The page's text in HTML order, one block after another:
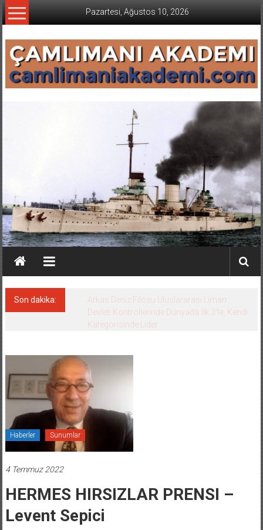
İçeriğe
geç
Pazartesi, Ağustos 10, 2026
Son dakika:
Arkas Deniz Filosu Uluslararası Liman
Devleti Kontrollerinde Dünyada İlk 3’te, Kendi
Kategorisinde Lider
Haberler Sunumlar
4 Temmuz 2022
HERMES HIRSIZLAR PRENSI –
Levent Sepici